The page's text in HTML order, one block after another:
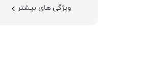
ویژگی های بیشتر